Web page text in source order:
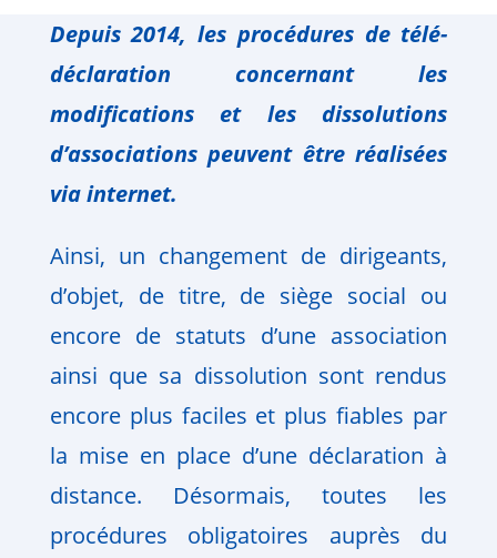
Depuis 2014, les procédures de télé-
déclaration concernant les
modifications et les dissolutions
d’associations peuvent être réalisées
via internet.
Ainsi, un changement de dirigeants,
d’objet, de titre, de siège social ou
encore de statuts d’une association
ainsi que sa dissolution sont rendus
encore plus faciles et plus fiables par
la mise en place d’une déclaration à
distance. Désormais, toutes les
procédures obligatoires auprès du